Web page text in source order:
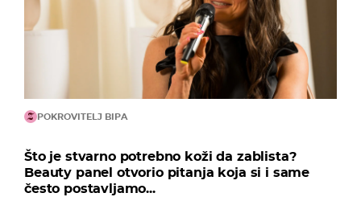
POKROVITELJ BIPA
Što je stvarno potrebno koži da zablista?
Beauty panel otvorio pitanja koja si i same
često postavljamo...